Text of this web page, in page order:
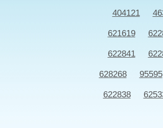
404121
621619
622841
628268 95595
622838